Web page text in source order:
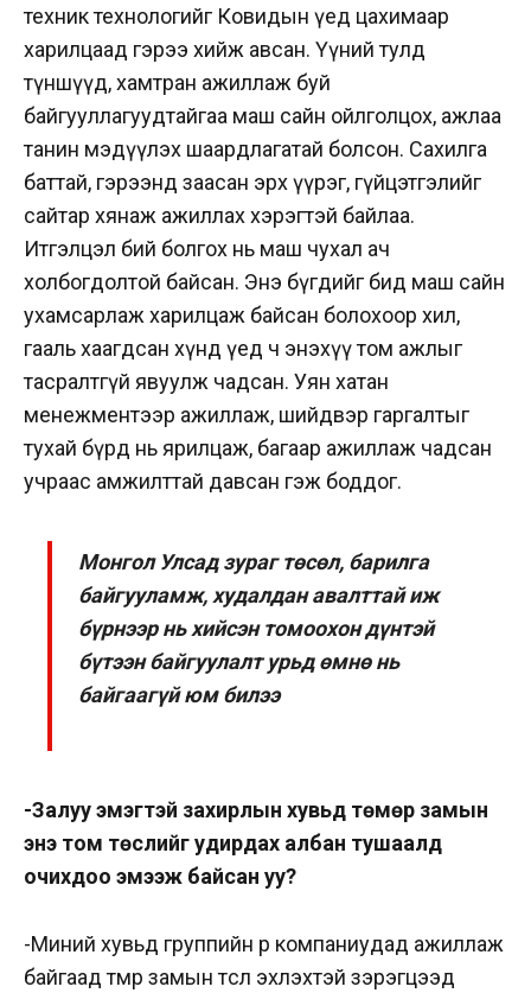
техник технологийг Ковидын үед цахимаар
харилцаад гэрээ хийж авсан. Үүний тулд
түншүүд, хамтран ажиллаж буй
байгууллагуудтайгаа маш сайн ойлголцох, ажлаа
танин мэдүүлэх шаардлагатай болсон. Сахилга
баттай, гэрээнд заасан эрх үүрэг, гүйцэтгэлийг
сайтар хянаж ажиллах хэрэгтэй байлаа.
Итгэлцэл бий болгох нь маш чухал ач
холбогдолтой байсан. Энэ бүгдийг бид маш сайн
ухамсарлаж харилцаж байсан болохоор хил,
гааль хаагдсан хүнд үед ч энэхүү том ажлыг
тасралтгүй явуулж чадсан. Уян хатан
менежментээр ажиллаж, шийдвэр гаргалтыг
тухай бүрд нь ярилцаж, багаар ажиллаж чадсан
учраас амжилттай давсан гэж боддог.
Монгол Улсад зураг төсөл, барилга
байгууламж, худалдан авалттай иж
бүрнээр нь хийсэн томоохон дүнтэй
бүтээн байгуулалт урьд өмнө нь
байгаагүй юм билээ
-Залуу эмэгтэй захирлын хувьд төмөр замын
энэ том төслийг удирдах албан тушаалд
очихдоо эмээж байсан уу?
-Миний хувьд группийн өөр компаниудад ажиллаж
байгаад төмөр замын төсөл эхлэхтэй зэрэгцээд